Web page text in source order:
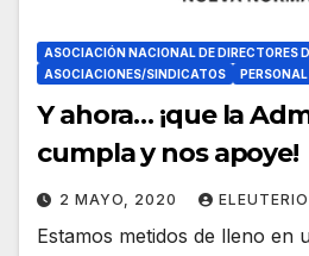
ASOCIACIÓN NACIONAL DE DIRECTORES
ASOCIACIONES/SINDICATOS
Y ahora… ¡que la
cumpla y nos apoye!
2 MAYO, 2020
Estamos metidos de lleno en